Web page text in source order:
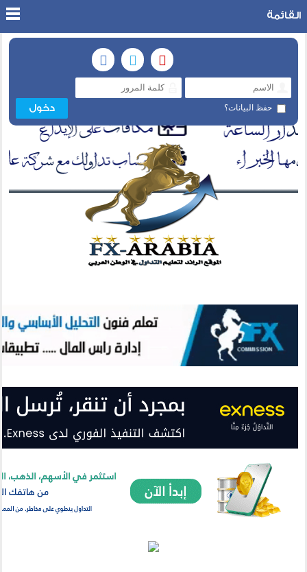
حفظ البيانات؟
القائمة